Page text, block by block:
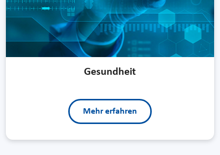
Gesundheit
Mehr erfahren